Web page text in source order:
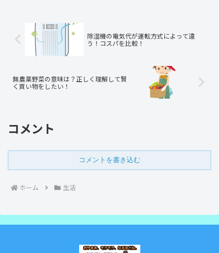
除湿機の電気代が運転方式によって違
う！コスパを比較！
無農薬野菜の意味は？正しく理解して賢
く買い物をしたい！
コメント
コメントを書き込む
ホーム 生活